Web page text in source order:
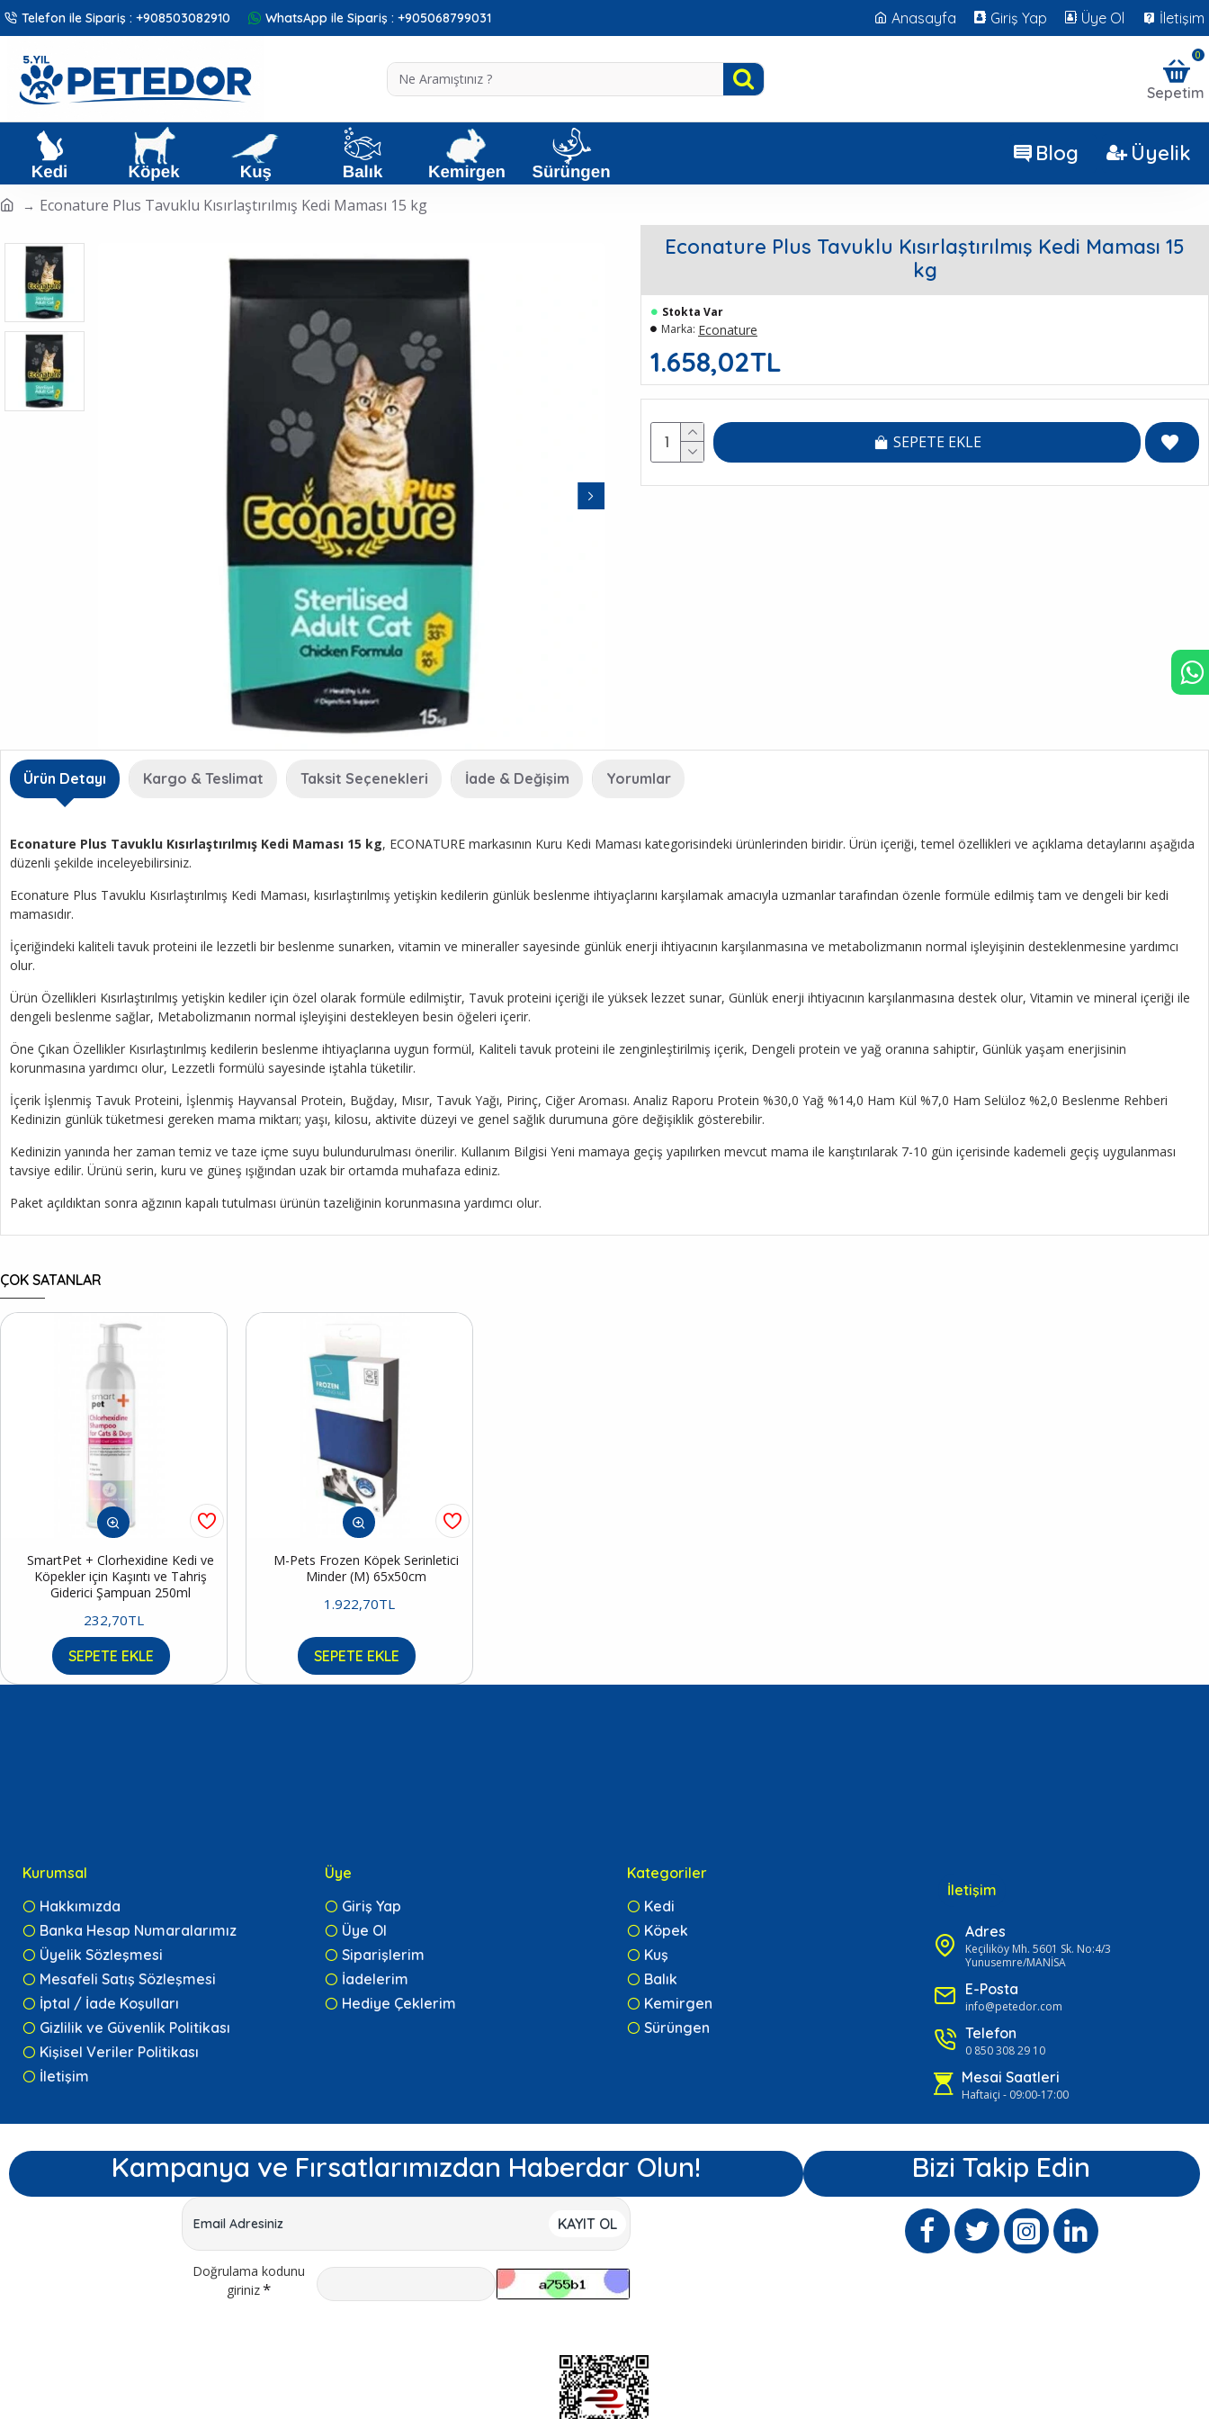
Telefon ile Sipariş : +908503082910 WhatsApp ile Sipariş : +905068799031 Anasayfa Giriş Yap Üye Ol İletişim
Sepetim
0
Blog Üyelik
Econature Plus Tavuklu Kısırlaştırılmış Kedi Maması 15 kg
Econature Plus Tavuklu Kısırlaştırılmış Kedi Maması 15
kg
1.658,02TL
Stokta Var
Marka: Econature
SEPETE EKLE
Ürün Detayı Kargo & Teslimat Taksit Seçenekleri İade & Değişim Yorumlar
Econature Plus Tavuklu Kısırlaştırılmış Kedi Maması 15 kg, ECONATURE markasının Kuru Kedi Maması kategorisindeki ürünlerinden biridir. Ürün içeriği, temel özellikleri ve açıklama detaylarını aşağıda
düzenli şekilde inceleyebilirsiniz.
Econature Plus Tavuklu Kısırlaştırılmış Kedi Maması, kısırlaştırılmış yetişkin kedilerin günlük beslenme ihtiyaçlarını karşılamak amacıyla uzmanlar tarafından özenle formüle edilmiş tam ve dengeli bir kedi
mamasıdır.
İçeriğindeki kaliteli tavuk proteini ile lezzetli bir beslenme sunarken, vitamin ve mineraller sayesinde günlük enerji ihtiyacının karşılanmasına ve metabolizmanın normal işleyişinin desteklenmesine yardımcı
olur.
Ürün Özellikleri Kısırlaştırılmış yetişkin kediler için özel olarak formüle edilmiştir, Tavuk proteini içeriği ile yüksek lezzet sunar, Günlük enerji ihtiyacının karşılanmasına destek olur, Vitamin ve mineral içeriği ile
dengeli beslenme sağlar, Metabolizmanın normal işleyişini destekleyen besin öğeleri içerir.
Öne Çıkan Özellikler Kısırlaştırılmış kedilerin beslenme ihtiyaçlarına uygun formül, Kaliteli tavuk proteini ile zenginleştirilmiş içerik, Dengeli protein ve yağ oranına sahiptir, Günlük yaşam enerjisinin
korunmasına yardımcı olur, Lezzetli formülü sayesinde iştahla tüketilir.
İçerik İşlenmiş Tavuk Proteini, İşlenmiş Hayvansal Protein, Buğday, Mısır, Tavuk Yağı, Pirinç, Ciğer Aroması. Analiz Raporu Protein %30,0 Yağ %14,0 Ham Kül %7,0 Ham Selüloz %2,0 Beslenme Rehberi
Kedinizin günlük tüketmesi gereken mama miktarı; yaşı, kilosu, aktivite düzeyi ve genel sağlık durumuna göre değişiklik gösterebilir.
Kedinizin yanında her zaman temiz ve taze içme suyu bulundurulması önerilir. Kullanım Bilgisi Yeni mamaya geçiş yapılırken mevcut mama ile karıştırılarak 7-10 gün içerisinde kademeli geçiş uygulanması
tavsiye edilir. Ürünü serin, kuru ve güneş ışığından uzak bir ortamda muhafaza ediniz.
Paket açıldıktan sonra ağzının kapalı tutulması ürünün tazeliğinin korunmasına yardımcı olur.
ÇOK SATANLAR
SmartPet + Clorhexidine Kedi ve
Köpekler için Kaşıntı ve Tahriş
Giderici Şampuan 250ml
232,70TL
SEPETE EKLE
M-Pets Frozen Köpek Serinletici
Minder (M) 65x50cm
1.922,70TL
SEPETE EKLE
Kurumsal
Hakkımızda
Banka Hesap Numaralarımız
Üyelik Sözleşmesi
Mesafeli Satış Sözleşmesi
İptal / İade Koşulları
Gizlilik ve Güvenlik Politikası
Kişisel Veriler Politikası
İletişim
Üye
Giriş Yap
Üye Ol
Siparişlerim
İadelerim
Hediye Çeklerim
Kategoriler
Kedi
Köpek
Kuş
Balık
Kemirgen
Sürüngen
İletişim
Adres
Keçiliköy Mh. 5601 Sk. No:4/3
Yunusemre/MANİSA
E-Posta
info@petedor.com
Telefon
0 850 308 29 10
Mesai Saatleri
Haftaiçi - 09:00-17:00
Kampanya ve Fırsatlarımızdan Haberdar Olun!
KAYIT OL
Doğrulama kodunu
giriniz
Bizi Takip Edin